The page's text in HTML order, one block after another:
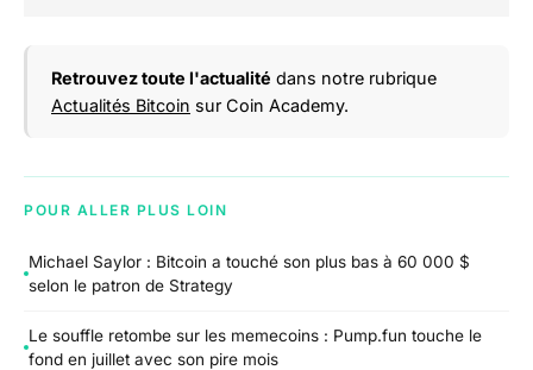
Retrouvez toute l'actualité dans notre rubrique
Actualités Bitcoin sur Coin Academy.
POUR ALLER PLUS LOIN
Michael Saylor : Bitcoin a touché son plus bas à 60 000 $
selon le patron de Strategy
Le souffle retombe sur les memecoins : Pump.fun touche le
fond en juillet avec son pire mois